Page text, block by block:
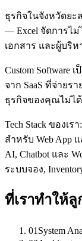
ธุรกิจในจังหวัดยะ
— Excel จัดการไ
เอกสาร และผู้บริ
Custom Software
จาก SaaS ที่จ่ายร
ธุรกิจของคุณไม่ได้
Tech Stack ของเรา
สำหรับ Web App แ
AI, Chatbot และ
ระบบจอง,
ที่เราทำให้
01 System